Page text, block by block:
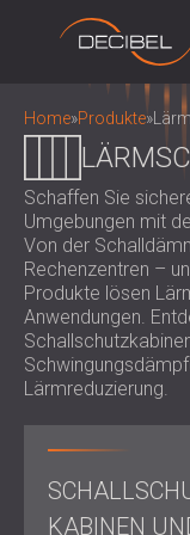
PRODUKTE
PANEELE
HOLZ
BAFFEL
WOOD
LÄRMSCHUTZ
KABINEN
LOUVERS
UND
AND
ÜBER UNS
Home»Produkte»
Schaffen Sie
Umgebungen mit
Von der
Rechenzentren –
Produkte lösen
Anwendungen.
Lärmreduzierung.
KABINEN